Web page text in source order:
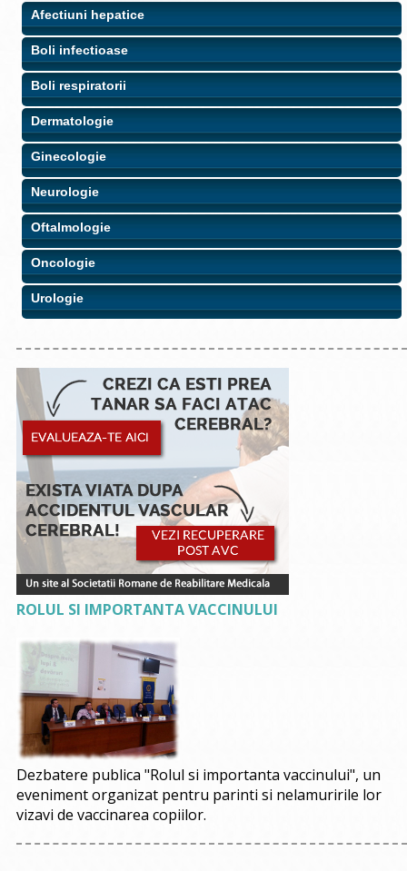
Afectiuni hepatice
Boli infectioase
Boli respiratorii
Dermatologie
Ginecologie
Neurologie
Oftalmologie
Oncologie
Urologie
ROLUL SI IMPORTANTA VACCINULUI
Dezbatere publica "Rolul si importanta vaccinului", un
eveniment organizat pentru parinti si nelamuririle lor
vizavi de vaccinarea copiilor.